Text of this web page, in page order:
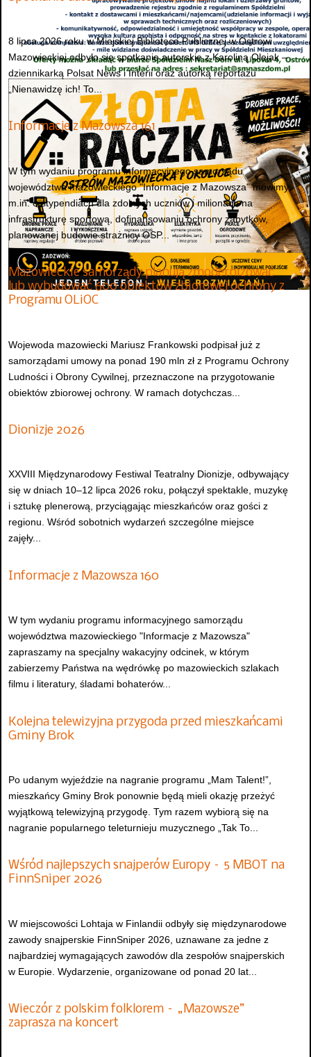
8 lipca 2026 roku w Miejskiej Bibliotece Publicznej w Ostrowi
Mazowieckiej odbyło się spotkanie autorskie z Karoliną Olejak –
dziennikarką Polsat News i Interii oraz autorką reportażu
„Nienawidzę ich! To...
Informacje z Mazowsza 161
W tym wydaniu programu informacyjnego samorządu
województwa mazowieckiego "Informacje z Mazowsza" mówimy
m.in. o stypendiach dla zdolnych uczniów i milionach na
infrastrukturę sportową, dofinansowaniu ochrony zabytków,
planowanej budowie strażnicy OSP...
Mazowieckie samorządy planują zmodernizować
lub wybudować 600 obiektów zbiorowej ochrony z
Programu OLiOC
Wojewoda mazowiecki Mariusz Frankowski podpisał już z
samorządami umowy na ponad 190 mln zł z Programu Ochrony
Ludności i Obrony Cywilnej, przeznaczone na przygotowanie
obiektów zbiorowej ochrony. W ramach dotychczas...
Dionizje 2026
XXVIII Międzynarodowy Festiwal Teatralny Dionizje, odbywający
się w dniach 10–12 lipca 2026 roku, połączył spektakle, muzykę
i sztukę plenerową, przyciągając mieszkańców oraz gości z
regionu. Wśród sobotnich wydarzeń szczególne miejsce
zajęły...
Informacje z Mazowsza 160
W tym wydaniu programu informacyjnego samorządu
województwa mazowieckiego "Informacje z Mazowsza"
zapraszamy na specjalny wakacyjny odcinek, w którym
zabierzemy Państwa na wędrówkę po mazowieckich szlakach
filmu i literatury, śladami bohaterów...
Kolejna telewizyjna przygoda przed mieszkańcami
Gminy Brok
Po udanym wyjeździe na nagranie programu „Mam Talent!”,
mieszkańcy Gminy Brok ponownie będą mieli okazję przeżyć
wyjątkową telewizyjną przygodę. Tym razem wybiorą się na
nagranie popularnego teleturnieju muzycznego „Tak To...
Wśród najlepszych snajperów Europy – 5 MBOT na
FinnSniper 2026
W miejscowości Lohtaja w Finlandii odbyły się międzynarodowe
zawody snajperskie FinnSniper 2026, uznawane za jedne z
najbardziej wymagających zawodów dla zespołów snajperskich
w Europie. Wydarzenie, organizowane od ponad 20 lat...
Wieczór z polskim folklorem – „Mazowsze”
zaprasza na koncert